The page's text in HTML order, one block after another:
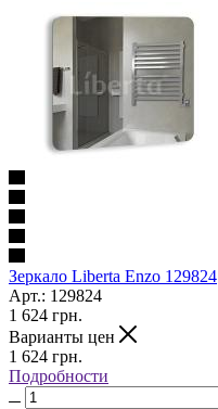
Зеркало Liberta Enzo 129824
Арт.: 129824
1 624 грн.
Варианты цен
1 624 грн.
Подробности